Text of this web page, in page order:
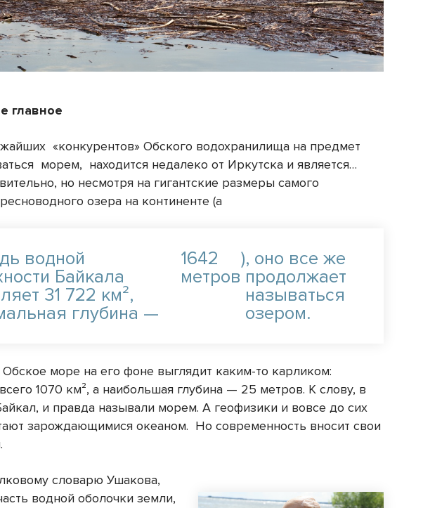
главное
«конкурентов» Обского водохранилища на предмет
морем, находится недалеко от Иркутска и является…
но несмотря на гигантские размеры самого
озера на континенте (а
водной
Байкала
31 722 км²,
глубина —
1642
метров
), оно все же
продолжает
называться
озером.
море на его фоне выглядит каким-то карликом:
1070 км², а наибольшая глубина — 25 метров. К слову, в
и правда называли морем. А геофизики и вовсе до сих
зарождающимися океаном. Но современность вносит свои
словарю Ушакова,
водной оболочки земли,